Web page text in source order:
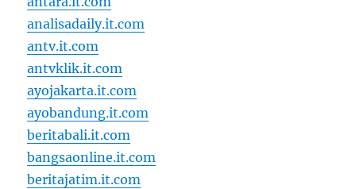
analisadaily.it.com
antv.it.com
antvklik.it.com
ayojakarta.it.com
ayobandung.it.com
beritabali.it.com
bangsaonline.it.com
beritajatim.it.com